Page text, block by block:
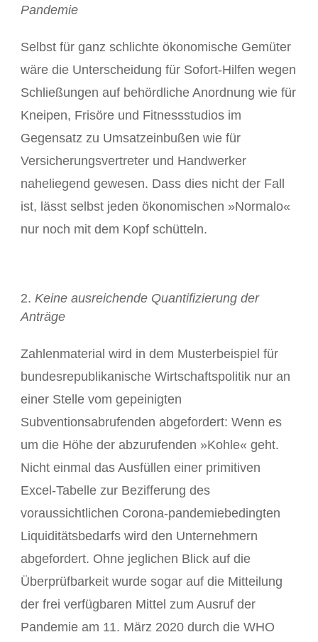
Pandemie
Selbst für ganz schlichte ökonomische Gemüter
wäre die Unterscheidung für Sofort-Hilfen wegen
Schließungen auf behördliche Anordnung wie für
Kneipen, Frisöre und Fitnessstudios im
Gegensatz zu Umsatzeinbußen wie für
Versicherungsvertreter und Handwerker
naheliegend gewesen. Dass dies nicht der Fall
ist, lässt selbst jeden ökonomischen »Normalo«
nur noch mit dem Kopf schütteln.
Keine ausreichende Quantifizierung der
Anträge
Zahlenmaterial wird in dem Musterbeispiel für
bundesrepublikanische Wirtschaftspolitik nur an
einer Stelle vom gepeinigten
Subventionsabrufenden abgefordert: Wenn es
um die Höhe der abzurufenden »Kohle« geht.
Nicht einmal das Ausfüllen einer primitiven
Excel-Tabelle zur Bezifferung des
voraussichtlichen Corona-pandemiebedingten
Liquiditätsbedarfs wird den Unternehmern
abgefordert. Ohne jeglichen Blick auf die
Überprüfbarkeit wurde sogar auf die Mitteilung
der frei verfügbaren Mittel zum Ausruf der
Pandemie am 11. März 2020 durch die WHO